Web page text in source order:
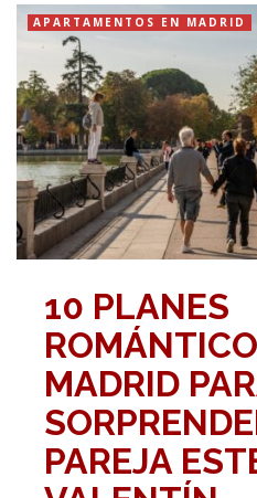
APARTAMENTOS EN MADRID
10 PLANES
MADRID
PAREJA